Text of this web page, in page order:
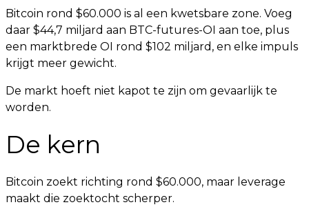
Bitcoin rond $60.000 is al een kwetsbare zone. Voeg
daar $44,7 miljard aan BTC-futures-OI aan toe, plus
een marktbrede OI rond $102 miljard, en elke impuls
krijgt meer gewicht.
De markt hoeft niet kapot te zijn om gevaarlijk te
worden.
De kern
Bitcoin zoekt richting rond $60.000, maar leverage
maakt die zoektocht scherper.